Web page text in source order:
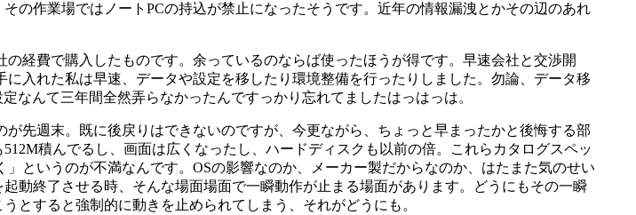
の作業場ではノートPCの持込が禁止になったそうです。近年の情報漏洩とかその辺のあれ
経費で購入したものです。余っているのならば使ったほうが得です。早速会社と交渉開
入れた私は早速、データや設定を移したり環境整備を行ったりしました。勿論、データ移
なんて三年間全然弄らなかったんですっかり忘れてましたはっはっは。
先週末。既に後戻りはできないのですが、今更ながら、ちょっと早まったかと後悔する部
積んでるし、画面は広くなったし、ハードディスクも以前の倍。これらカタログスペッ
というのが不満なんです。OSの影響なのか、メーカー製だからなのか、はたまた気のせい
動終了させる時、そんな場面場面で一瞬動作が止まる場面があります。どうにもその一瞬
とすると強制的に動きを止められてしまう、それがどうにも。